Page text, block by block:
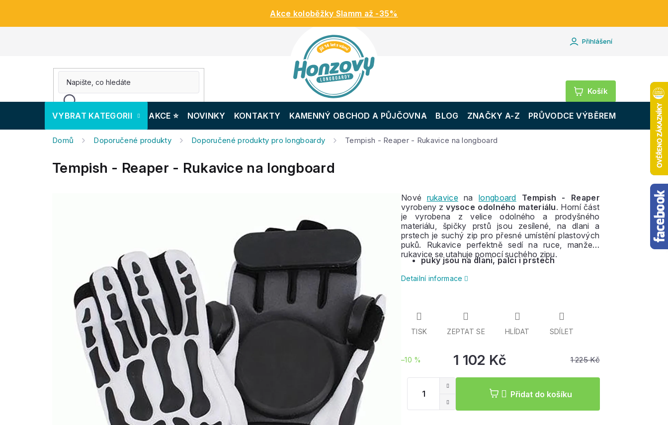
Akce koloběžky Slamm až -35%
Přihlášení
Nákupní
košík
VYBRAT KATEGORII AKCE ⭐️ NOVINKY KONTAKTY KAMENNÝ OBCHOD A PŮJČOVNA BLOG ZNAČKY A-Z PRŮVODCE VÝBĚREM
Domů Doporučené produkty Doporučené produkty pro longboardy Tempish - Reaper - Rukavice na longboard
Tempish - Reaper - Rukavice na longboard
1 225 Kč
–10 % 1 102 Kč
cena:
Přidat do košíku
Nové rukavicenalongboard
Tempish - Reaper
vyrobeny zvysoce odolného materiálu. Horní část
je vyrobena z velice odolného a prodyšného
materiálu, špičky prstů jsou zesílené, na dlani a
prstech je suchý zip pro přesné umístění plastových
puků. Rukavice perfektně sedí na ruce, manžeta
rukavice se utahuje pomocí suchého zipu.
puky jsou na dlani, palci i prstech
Detailní informace
TISK ZEPTAT SE HLÍDAT SDÍLET